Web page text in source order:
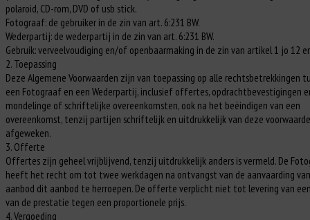
polaroid, CD-rom, DVD of usb stick.
Fotograaf: de gebruiker in de zin van art. 6:231 BW.
Wederpartij: de wederpartij in de zin van art. 6:231 BW.
Gebruik: verveelvoudiging en/of openbaarmaking in de zin van artikel 1 jo 12
2. Toepassing
Deze Algemene Voorwaarden zijn van toepassing op alle rechtsbetrekkingen
een Fotograaf en een Wederpartij, inclusief offertes, opdrachtbevestigingen
mondelinge of schriftelijke overeenkomsten, ook na het beëindigen van een
overeenkomst, tenzij partijen schriftelijk en uitdrukkelijk van deze
afgeweken.
3. Offerte
Offertes zijn geheel vrijblijvend, tenzij uitdrukkelijk anders is vermeld. De
heeft het recht om tot twee werkdagen na ontvangst van de aanvaarding
aanbod dit aanbod te herroepen. De offerte verplicht niet tot levering van
van de prestatie tegen een proportionele prijs.
4. Vergoeding